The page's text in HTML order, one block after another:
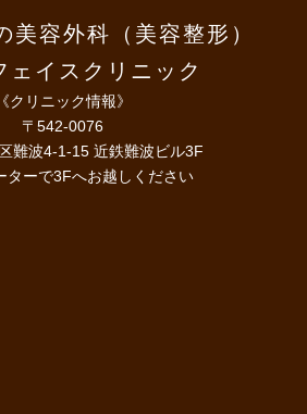
美容外科（美容整形）
イスクリニック
《クリニック情報》
〒542-0076
難波4-1-15 近鉄難波ビル3F
ターで3Fへお越しください